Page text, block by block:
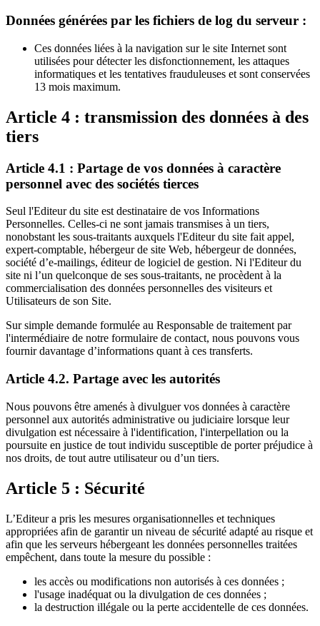
Données générées par les fichiers de log du serveur :
Ces données liées à la navigation sur le site Internet sont
utilisées pour détecter les disfonctionnement, les attaques
informatiques et les tentatives frauduleuses et sont conservées
13 mois maximum.
Article 4 : transmission des données à des
tiers
Article 4.1 : Partage de vos données à caractère
personnel avec des sociétés tierces
Seul l'Editeur du site est destinataire de vos Informations
Personnelles. Celles-ci ne sont jamais transmises à un tiers,
nonobstant les sous-traitants auxquels l'Editeur du site fait appel,
expert-comptable, hébergeur de site Web, hébergeur de données,
société d’e-mailings, éditeur de logiciel de gestion. Ni l'Editeur du
site ni l’un quelconque de ses sous-traitants, ne procèdent à la
commercialisation des données personnelles des visiteurs et
Utilisateurs de son Site.
Sur simple demande formulée au Responsable de traitement par
l'intermédiaire de notre formulaire de contact, nous pouvons vous
fournir davantage d’informations quant à ces transferts.
Article 4.2. Partage avec les autorités
Nous pouvons être amenés à divulguer vos données à caractère
personnel aux autorités administrative ou judiciaire lorsque leur
divulgation est nécessaire à l'identification, l'interpellation ou la
poursuite en justice de tout individu susceptible de porter préjudice à
nos droits, de tout autre utilisateur ou d’un tiers.
Article 5 : Sécurité
L’Editeur a pris les mesures organisationnelles et techniques
appropriées afin de garantir un niveau de sécurité adapté au risque et
afin que les serveurs hébergeant les données personnelles traitées
empêchent, dans toute la mesure du possible :
les accès ou modifications non autorisés à ces données ;
l'usage inadéquat ou la divulgation de ces données ;
la destruction illégale ou la perte accidentelle de ces données.